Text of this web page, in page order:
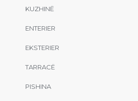
KUZHINË
ENTERIER
EKSTERIER
TARRACË
PISHINA